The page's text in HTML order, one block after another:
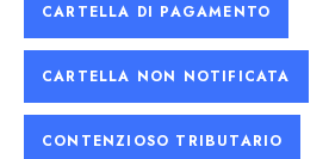
CARTELLA DI PAGAMENTO
CARTELLA NON NOTIFICATA
CONTENZIOSO TRIBUTARIO